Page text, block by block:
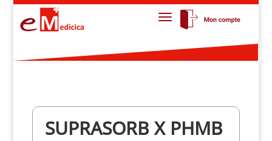
SUPRASORB X PHMB